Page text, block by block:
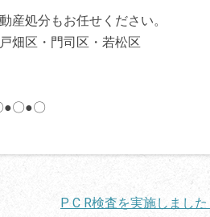
産処分もお任せください。
畑区・門司区・若松区
●〇●〇
P C R検査を実施しました